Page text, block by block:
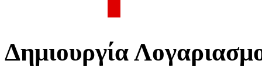
Δημιουργία